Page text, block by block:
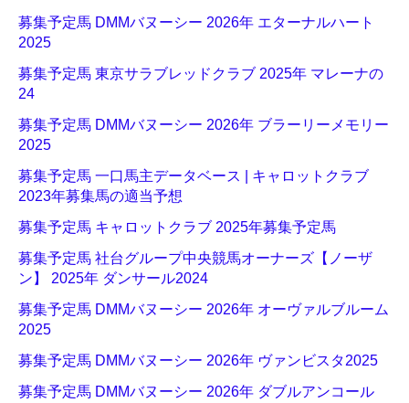
募集予定馬 DMMバヌーシー 2026年 エターナルハート
2025
募集予定馬 東京サラブレッドクラブ 2025年 マレーナの
24
募集予定馬 DMMバヌーシー 2026年 ブラーリーメモリー
2025
募集予定馬 一口馬主データベース | キャロットクラブ
2023年募集馬の適当予想
募集予定馬 キャロットクラブ 2025年募集予定馬
募集予定馬 社台グループ中央競馬オーナーズ【ノーザ
ン】 2025年 ダンサール2024
募集予定馬 DMMバヌーシー 2026年 オーヴァルブルーム
2025
募集予定馬 DMMバヌーシー 2026年 ヴァンビスタ2025
募集予定馬 DMMバヌーシー 2026年 ダブルアンコール